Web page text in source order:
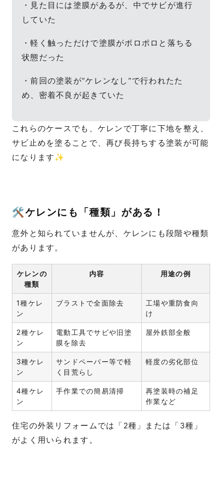
・見た目には塗膜があるが、中でサビが進行
していた
・軽く触っただけで塗膜がポロポロと落ちる
状態だった
・前回の塗装が“ケレンなし”で行われたた
め、密着不良が起きていた
これらのケースでも、ケレンで丁寧に下地を整え、
サビ止めを塗ることで、再び長持ちする塗装が可能
になります✨
🛠️ケレンにも「種類」がある！
意外と知られていませんが、ケレンにも段階や種類
があります。
ケレンの
種類
内容 用途の例
1種ケレ
ン
ブラストで全面除去
工場や重防食向
け
2種ケレ
ン
電動工具でサビや旧塗
膜を除去
屋外鉄部全般
3種ケレ
ン
サンドペーパー等で軽
く目荒らし
軽度の劣化部位
4種ケレ
ン
手作業での簡易清掃
再塗装時の補足
作業など
住宅の外装リフォームでは「2種」または「3種」
がよく用いられます。